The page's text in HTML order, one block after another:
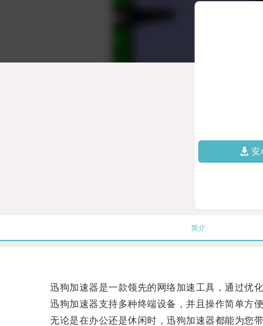
安
简介
迅狗加速器是一款领先的网络加速工具，通过优化
迅狗加速器支持多种终端设备，并且操作简单方便
无论是在办公还是休闲时，迅狗加速器都能为您带